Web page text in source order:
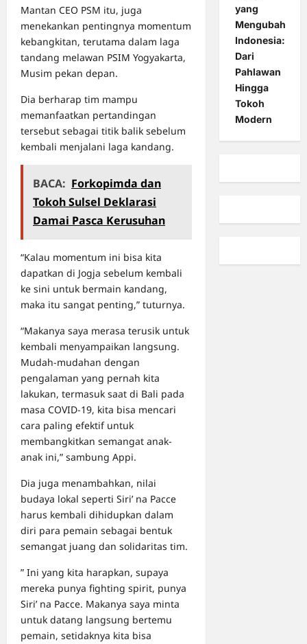
Mantan CEO PSM itu, juga
menekankan pentingnya momentum
kebangkitan, terutama dalam laga
tandang melawan PSIM Yogyakarta,
Musim pekan depan.
Dia berharap tim mampu
memanfaatkan pertandingan
tersebut sebagai titik balik sebelum
kembali menjalani laga kandang.
BACA: Forkopimda dan
Tokoh Sulsel Deklarasi
Damai Pasca Kerusuhan
“Kalau momentum ini bisa kita
dapatkan di Jogja sebelum kembali
ke sini untuk bermain kandang,
maka itu sangat penting,” tuturnya.
“Makanya saya merasa terusik untuk
kembali menyampaikan langsung.
Mudah-mudahan dengan
pengalaman yang pernah kita
lakukan, termasuk saat di Bali pada
masa COVID-19, kita bisa mencari
cara paling efektif untuk
membangkitkan semangat anak-
anak ini,” sambung Appi.
Dia juga menambahkan, nilai
budaya lokal seperti Siri’ na Pacce
harus kembali dihidupkan dalam
diri para pemain sebagai bentuk
semangat juang dan solidaritas tim.
” Ini yang kita harapkan, supaya
mereka punya fighting spirit, punya
Siri’ na Pacce. Makanya saya minta
untuk datang langsung bertemu
pemain, setidaknya kita bisa
yang
Mengubah
Indonesia:
Dari
Pahlawan
Hingga
Tokoh
Modern